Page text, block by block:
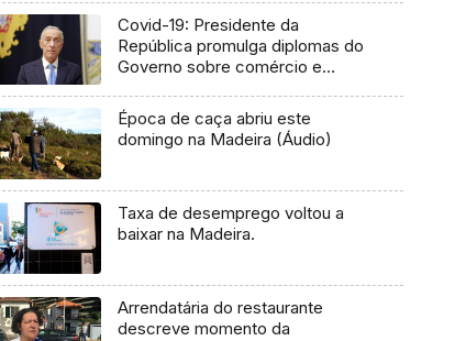
Covid-19: Presidente da
República promulga diplomas do
Governo sobre comércio e
Época de caça abriu este
domingo na Madeira (Áudio)
Taxa de desemprego voltou a
baixar na Madeira.
Arrendatária do restaurante
descreve momento da